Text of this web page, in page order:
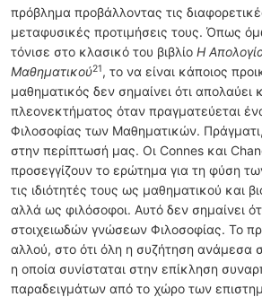
πρόβλημα προβάλλοντας τις
μεταφυσικές προτιμήσεις τους. Όπως
τόνισε στο κλασικό του βιβλίο Η
Μαθηματικού21, το να είναι κάποιος
μαθηματικός δεν σημαίνει ότι απολαύει
πλεονεκτήματος όταν πραγματεύεται
Φιλοσοφίας των Μαθηματικών.
στην περίπτωσή μας. Οι Connes και
προσεγγίζουν το ερώτημα για τη φύση
τις ιδιότητές τους ως μαθηματικού και
αλλά ως φιλόσοφοι. Αυτό δεν σημαίνει
στοιχειωδών γνώσεων Φιλοσοφίας. Το
αλλού, στο ότι όλη η συζήτηση ανάμεσα
η οποία συνίσταται στην επίκληση
παραδειγμάτων από το χώρο των